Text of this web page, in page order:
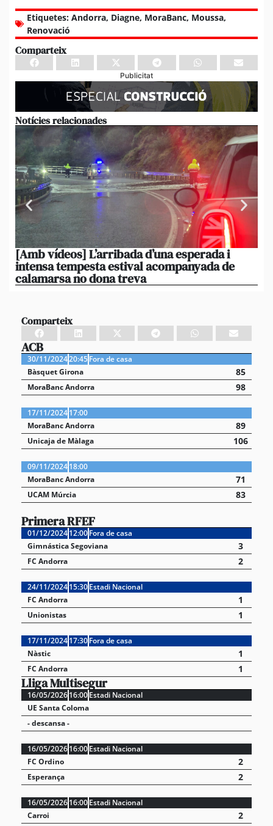
Etiquetes: Andorra, Diagne, MoraBanc, Moussa,
Renovació
Comparteix
Publicitat
Notícies relacionades
[Amb vídeos] L’arribada d’una esperada i
intensa tempesta estival acompanyada de
calamarsa no dona treva
Comparteix
ACB
30/11/202420:45Fora de casa
Bàsquet Girona
85
MoraBanc Andorra 98
17/11/202417:00
MoraBanc Andorra
89
Unicaja de Màlaga 106
09/11/202418:00
MoraBanc Andorra
71
UCAM Múrcia 83
Primera RFEF
01/12/202412:00Fora de casa
Gimnástica Segoviana
3
FC Andorra 2
24/11/202415:30Estadi Nacional
FC Andorra
1
Unionistas 1
17/11/202417:30Fora de casa
Nàstic
1
FC Andorra 1
Lliga Multisegur
16/05/202616:00Estadi Nacional
UE Santa Coloma
- descansa -
16/05/202616:00Estadi Nacional
FC Ordino
2
Esperança 2
16/05/202616:00Estadi Nacional
Carroi
2